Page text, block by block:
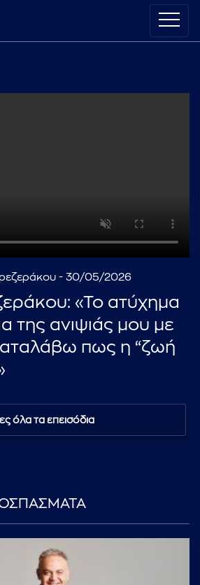
- 30/05/2026
«Το ατύχημα
της ανιψιάς μου με
πως η “ζωή
όλα τα επεισόδια